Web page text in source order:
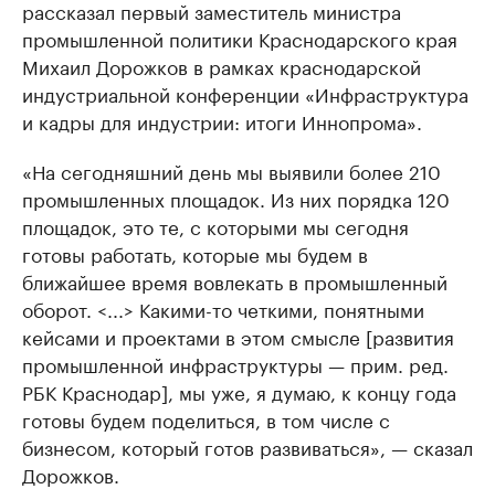
рассказал первый заместитель министра
промышленной политики Краснодарского края
Михаил Дорожков в рамках краснодарской
индустриальной конференции «Инфраструктура
и кадры для индустрии: итоги Иннопрома».
«На сегодняшний день мы выявили более 210
промышленных площадок. Из них порядка 120
площадок, это те, с которыми мы сегодня
готовы работать, которые мы будем в
ближайшее время вовлекать в промышленный
оборот. <...> Какими-то четкими, понятными
кейсами и проектами в этом смысле [развития
промышленной инфраструктуры — прим. ред.
РБК Краснодар], мы уже, я думаю, к концу года
готовы будем поделиться, в том числе с
бизнесом, который готов развиваться», — сказал
Дорожков.